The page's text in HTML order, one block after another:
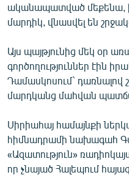
«Ազատության» բոլոր
ականապատված մեքենա,
մարդիկ, վնասվել են
Այս պայթյունից մեկ օր
գործողություններ էին
Դամասկոսում` դառնալով
մարդկանց մահվան
Սիրիահայ համայնքի
հիմնադրամի նախագահ
«Ազատություն»
որ չնայած Հալեպում